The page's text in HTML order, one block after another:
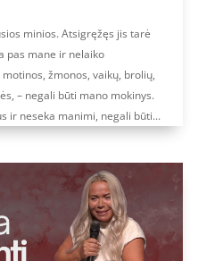
minios. Atsigręžęs jis tarė
pas mane ir nelaiko
žmonos, vaikų, brolių,
– negali būti mano mokinys.
ir neseka manimi, negali būti...